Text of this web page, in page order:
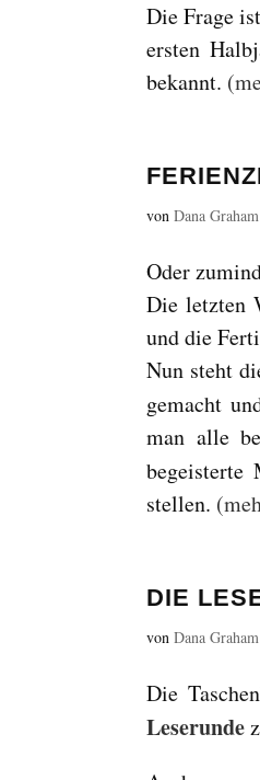
Die Frage
ersten
bekannt.
vonDana Graham
Oder
Die letzten
und die
Nun steht
gemacht
man alle
begeisterte
stellen.
DIE
vonDana Graham
Die
Leserunde